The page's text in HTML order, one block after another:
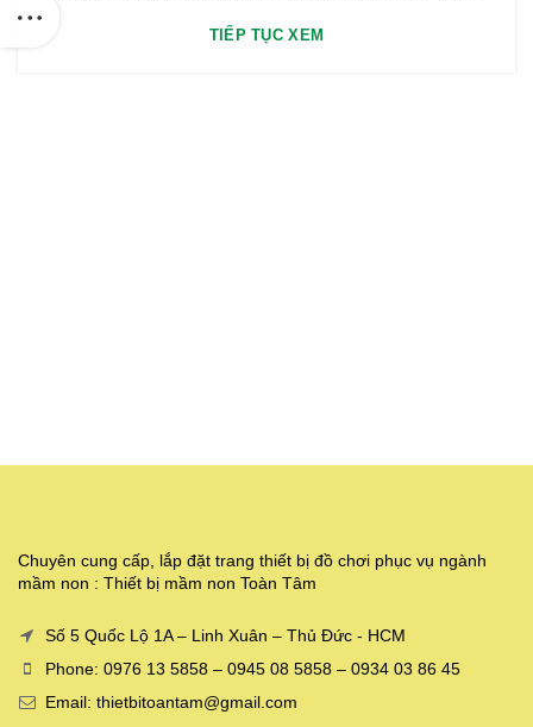
TIẾP TỤC XEM
Chuyên cung cấp, lắp đặt trang thiết bị đồ chơi phục vụ ngành
mầm non : Thiết bị mầm non Toàn Tâm
Số 5 Quốc Lộ 1A – Linh Xuân – Thủ Đức - HCM
Phone: 0976 13 5858 – 0945 08 5858 – 0934 03 86 45
Email: thietbitoantam@gmail.com